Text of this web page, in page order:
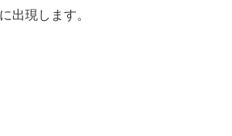
出現します。